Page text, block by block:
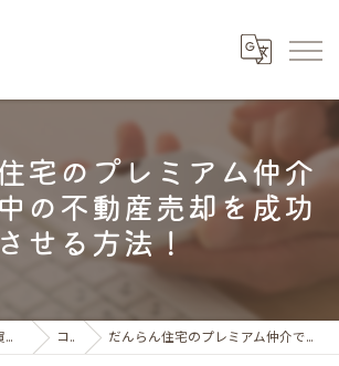
宅のプレミアム仲介
の不動産売却を成功
させる方法！
大阪の不動産売買ならだんらん住宅株式会社 コラム だんらん住宅のプレミアム仲介で帝塚山中の不動産売却を成功させる方法！